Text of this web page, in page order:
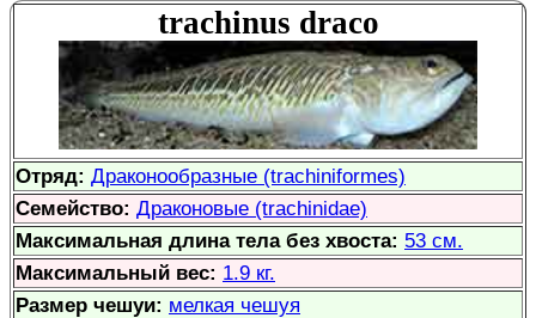
trachinus draco
Отряд: Драконообразные (trachiniformes)
Семейство: Драконовые (trachinidae)
Максимальная длина тела без хвоста: 53 см.
Максимальный вес: 1.9 кг.
Размер чешуи: мелкая чешуя